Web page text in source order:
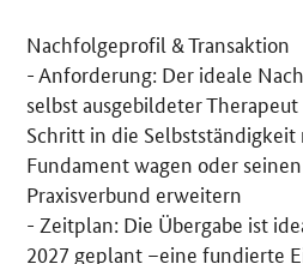
Nachfolgeprofil & Transaktion
- Anforderung: Der ideale
selbst ausgebildeter
Schritt in die
Fundament wagen oder
Praxisverbund erweitern
- Zeitplan: Die Übergabe ist
2027 geplant –eine fundierte